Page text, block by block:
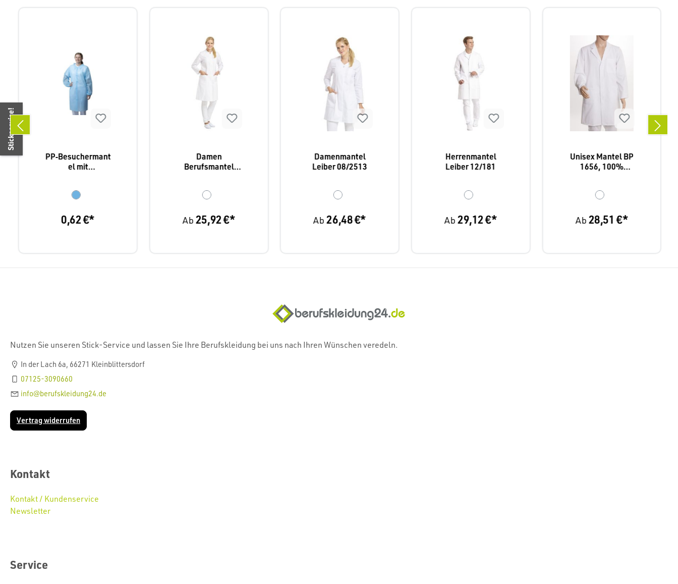
PP‑Besuchermant
el mit
0,62 €*
Damen
Berufsmantel
Ab 25,92 €*
Damenmantel
Leiber 08/2513
Ab26,48 €*
Herrenmantel
Leiber 12/181
Ab 29,12 €*
Unisex Mantel BP
1656, 100%
Druckknöpfe
Ab 28,51 €*
Nutzen Sie unseren Stick-Service und lassen Sie Ihre Berufskleidung bei uns nach Ihren Wünschen veredeln.
In der Lach 6a, 66271 Kleinblittersdorf
07125-3090660
info@berufskleidung24.de
Vertrag widerrufen
Kontakt
Kontakt / Kundenservice
Newsletter
Service
Stickservice!